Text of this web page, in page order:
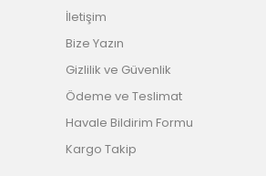
İletişim
Bize Yazın
Gizlilik ve Güvenlik
Ödeme ve Teslimat
Havale Bildirim Formu
Kargo Takip